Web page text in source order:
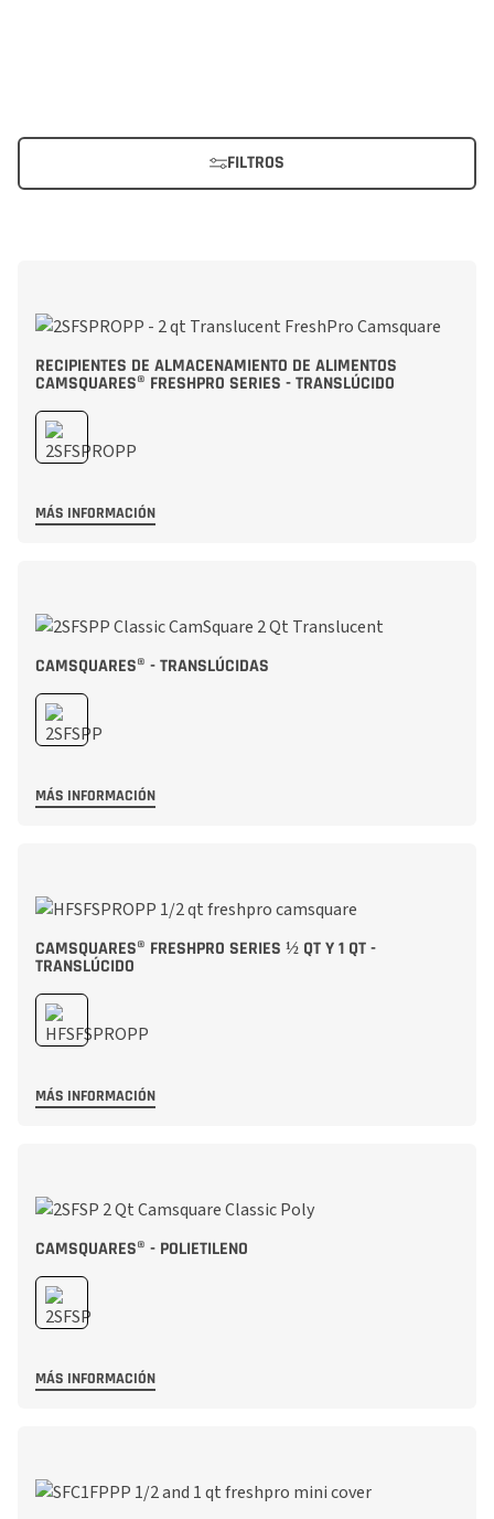
FILTROS
RECIPIENTES DE ALMACENAMIENTO DE ALIMENTOS
CAMSQUARES® FRESHPRO SERIES - TRANSLÚCIDO
MÁS INFORMACIÓN
CAMSQUARES® - TRANSLÚCIDAS
MÁS INFORMACIÓN
CAMSQUARES® FRESHPRO SERIES ½ QT Y 1 QT -
TRANSLÚCIDO
MÁS INFORMACIÓN
CAMSQUARES® - POLIETILENO
MÁS INFORMACIÓN